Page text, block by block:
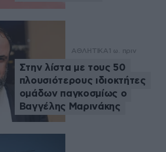
ΑΘΛΗΤΙΚΑ 1 ω. πριν
Στην λίστα με τους 50
πλουσιότερους ιδιοκτήτες
ομάδων παγκοσμίως ο
Βαγγέλης Μαρινάκης